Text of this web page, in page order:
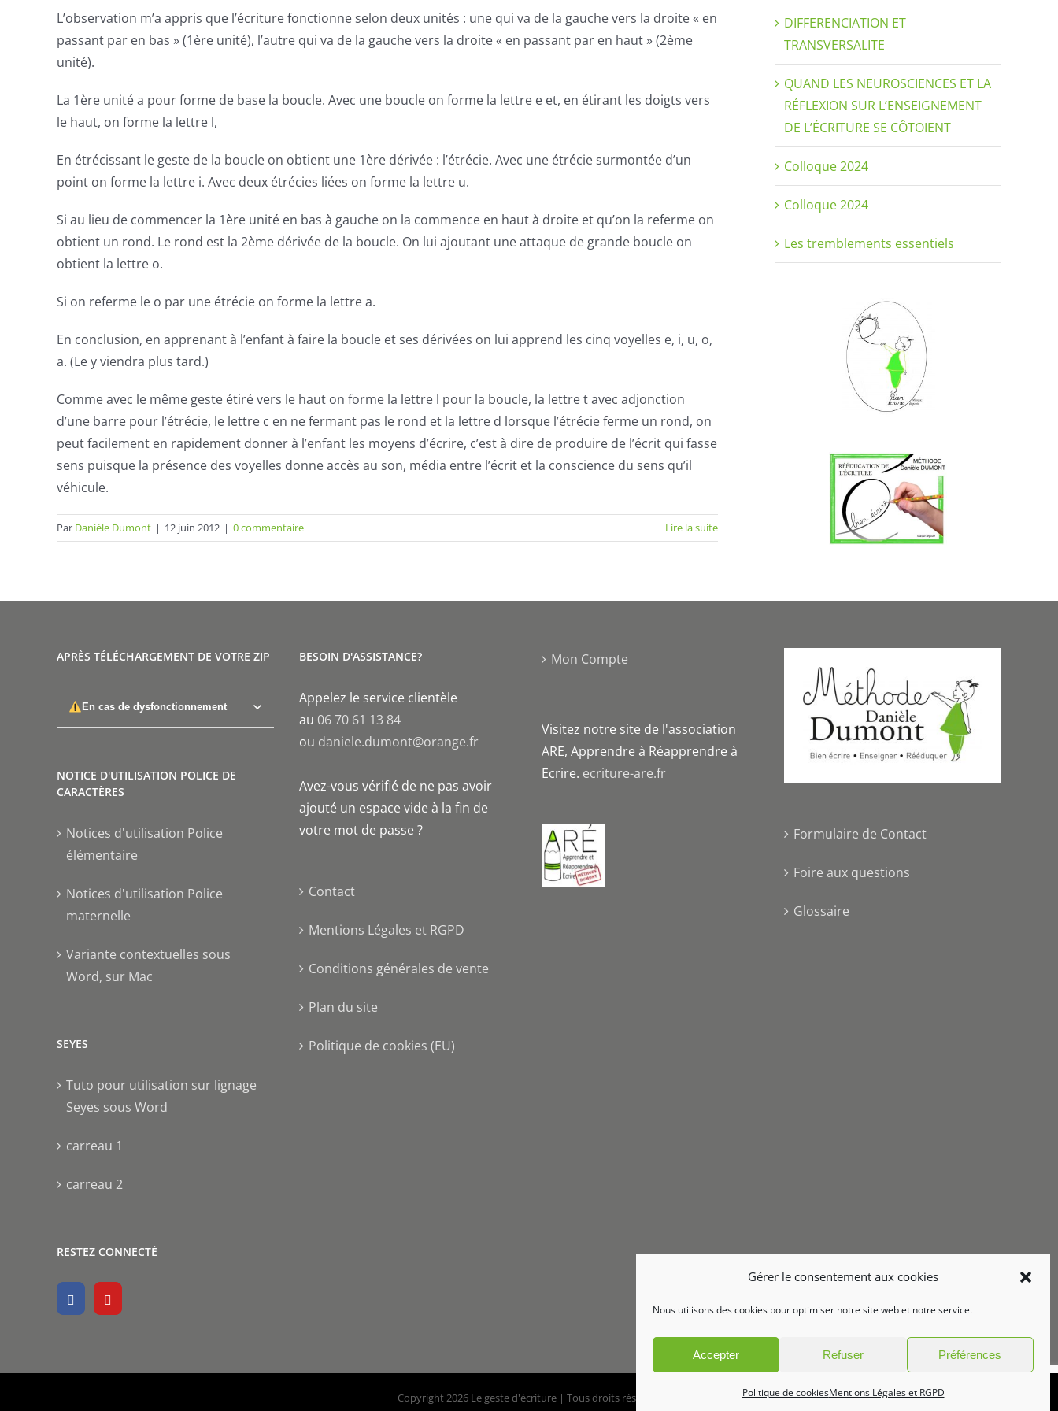
Gérer le consentement aux cookies
Nous utilisons des cookies pour optimiser notre site web et notre service.
Accepter Refuser Préférences
Politique de cookiesMentions Légales et RGPD
L’observation m’a appris que l’écriture fonctionne selon deux unités : une qui va de la gauche vers la droite « en
passant par en bas » (1ère unité), l’autre qui va de la gauche vers la droite « en passant par en haut » (2ème
unité).
La 1ère unitéa pour forme de base la boucle. Avec une boucle on forme la lettre e et, en étirant les doigts vers
le haut, on forme la lettre l,
En étrécissant le geste de la boucle on obtient une 1ère dérivée : l’étrécie. Avec une étrécie surmontée d’un
point on forme la lettre i. Avec deux étrécies liées on forme la lettre u.
Si au lieu de commencer la 1ère unité en bas à gauche on la commence en haut à droite et qu’on la referme on
obtient un rond. Le rond est la 2ème dérivée de la boucle. On lui ajoutant une attaque de grande boucle on
obtient la lettre o.
Si on referme le o par une étrécie on forme la lettre a.
En conclusion, en apprenant à l’enfant à faire la boucle et ses dérivées on lui apprend les cinq voyelles e, i, u, o,
a. (Le y viendra plus tard.)
Comme avec le même geste étiré vers le haut on forme la lettre l pour la boucle, la lettre t avec adjonction
d’une barre pour l’étrécie, le lettre c en ne fermant pas le rond et la lettre d lorsque l’étrécie ferme un rond, on
peut facilement en rapidement donner à l’enfant les moyens d’écrire, c’est à dire de produire de l’écrit qui fasse
sens puisque la présence des voyelles donne accès au son, média entre l’écrit et la conscience du sens qu’il
véhicule.
Par Danièle Dumont | 12 juin 2012 | 0 commentaire Lire la suite
DIFFERENCIATION ET
TRANSVERSALITE
QUAND LES NEUROSCIENCES ET LA
RÉFLEXION SUR L’ENSEIGNEMENT
DE L’ÉCRITURE SE CÔTOIENT
Colloque 2024
Colloque 2024
Les tremblements essentiels
APRÈS TÉLÉCHARGEMENT DE VOTRE ZIP
En cas de dysfonctionnement
NOTICE D'UTILISATION POLICE DE
CARACTÈRES
Notices d'utilisation Police
élémentaire
Notices d'utilisation Police
maternelle
Variante contextuelles sous
Word, sur Mac
SEYES
Tuto pour utilisation sur lignage
Seyes sous Word
carreau 1
carreau 2
RESTEZ CONNECTÉ
BESOIN D'ASSISTANCE?
Appelez le service clientèle
au 06 70 61 13 84
ou daniele.dumont@orange.fr
Avez-vous vérifié de ne pas avoir
ajouté un espace vide à la fin de
votre mot de passe ?
Contact
Mentions Légales et RGPD
Conditions générales de vente
Plan du site
Politique de cookies (EU)
Mon Compte
Visitez notre site de l'association
ARE, Apprendre à Réapprendre à
Ecrire. ecriture-are.fr
Formulaire de Contact
Foire aux questions
Glossaire
Copyright 2026 Le geste d'écriture | Tous droits réservés